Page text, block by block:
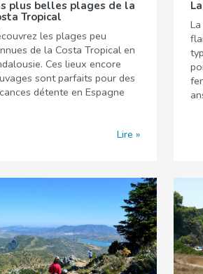
plus belles plages de la
Tropical
les plages peu
de la Costa Tropical en
Ces lieux encore
sont parfaits pour des
détente en Espagne
Lire